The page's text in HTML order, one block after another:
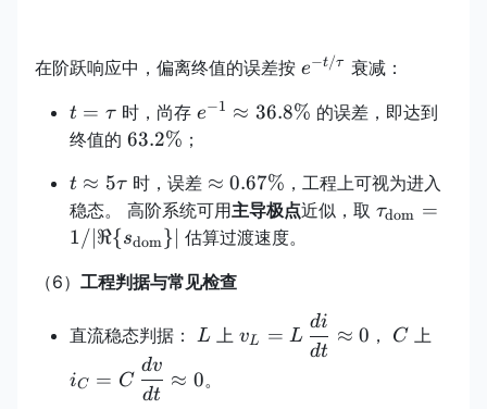
在阶跃响应中，偏离终值的误差按 e^{-
e−t/τ 衰减：
t=\tau
t = τ时，尚存 e^{-1}\approx
e−1 ≈ 36.8% 的误差，即达到
终值的 63.2\%
63.2% ；
t\approx
5\tau
t ≈ 5τ时，误差 \approx
0.67\%
≈ 0.67% ，工程上可视为进入
稳态。 高阶系统可用主导极点近似，取 τdom =
1/∣ℜ{sdom} 估算过渡速度。
（6） 工程判据与常见检查
直流稳态判据： L
L 上
v_L=L\,\dfrac{di}
{dt}\approx 0
vL = L
dt
di
≈ 0 ， C
C 上
iC = C
dt
dv
≈ 0。